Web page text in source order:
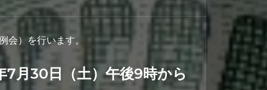
）を行います。
月30日（土）午後9時から